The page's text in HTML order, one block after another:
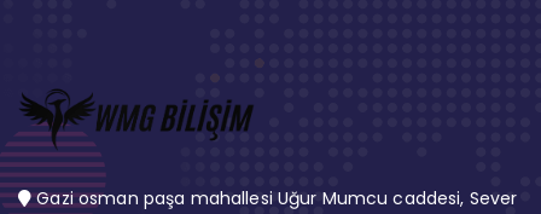
Gazi osman paşa mahallesi Uğur Mumcu caddesi, Sever